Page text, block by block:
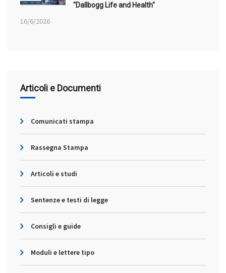
"Dallbogg Life and Health"
16/6/2026
Articoli e Documenti
Comunicati stampa
Rassegna Stampa
Articoli e studi
Sentenze e testi di legge
Consigli e guide
Moduli e lettere tipo